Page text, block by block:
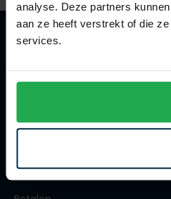
analyse. Deze partners
aan ze heeft verstrekt of die
services.
Klantenservice
Bestellen